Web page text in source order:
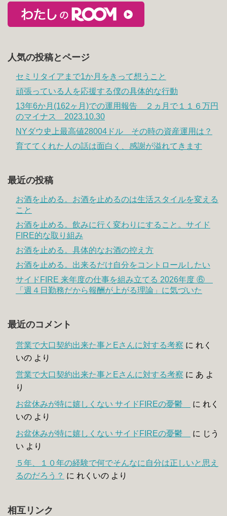
人気の投稿とページ
セミリタイアまで1か月をきって想うこと
頑張っている人を応援する僕の具体的な行動
13年6か月(162ヶ月)での運用報告 ２ヵ月で１１６万円
のマイナス 2023.10.30
NYダウ史上最高値28004ドル その時の資産運用は？
育ててくれた人の話は面白く、感謝が溢れてきます
最近の投稿
お酒を止める。お酒を止めるのは生活スタイルを変える
こと
お酒を止める。飲みに行く変わりにすること。サイド
FIRE的な取り組み
お酒を止める。具体的なお酒の控え方
お酒を止める。出来るだけ自分をコントロールしたい
サイドFIRE 来年度の仕事を組み立てる 2026年度 ⑥
「週４日勤務だから報酬が上がる理論」に気づいた
最近のコメント
営業で大口契約出来た事とEさんに対する考察 に れく
いの より
営業で大口契約出来た事とEさんに対する考察 に あ よ
り
お盆休みが特に嬉しくない サイドFIREの憂鬱
に れく
いの より
お盆休みが特に嬉しくない サイドFIREの憂鬱
に じう
い より
５年、１０年の経験で何でそんなに自分は正しいと思え
るのだろう？ に れくいの より
相互リンク